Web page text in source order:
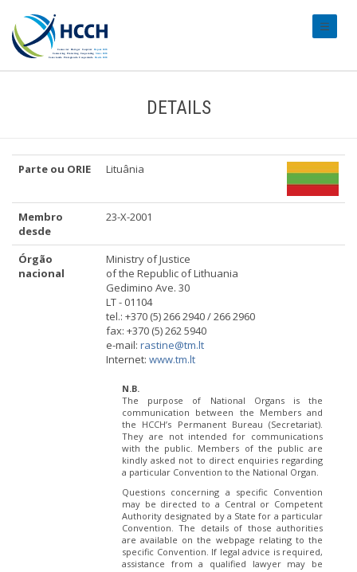
DETAILS
Parte ou ORIE Lituânia
Membro
desde
23-X-2001
Órgão
nacional
Ministry of Justice
of the Republic of Lithuania
Gedimino Ave. 30
LT - 01104
tel.: +370 (5) 266 2940 / 266 2960
fax: +370 (5) 262 5940
e-mail: rastine@tm.lt
Internet: www.tm.lt
N.B.
The purpose of National Organs is the
communication between the Members and
the HCCH’s Permanent Bureau (Secretariat).
They are not intended for communications
with the public. Members of the public are
kindly asked not to direct enquiries regarding
a particular Convention to the National Organ.
Questions concerning a specific Convention
may be directed to a Central or Competent
Authority designated by a State for a particular
Convention. The details of those authorities
are available on the webpage relating to the
specific Convention. If legal advice is required,
assistance from a qualified lawyer may be